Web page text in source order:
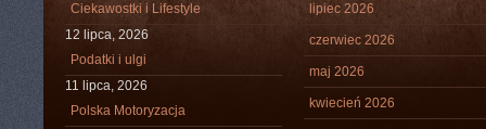
Ciekawostki i Lifestyle
12 lipca, 2026
Podatki i ulgi
11 lipca, 2026
Polska Motoryzacja
lipiec 2026
czerwiec 2026
maj 2026
kwiecień 2026